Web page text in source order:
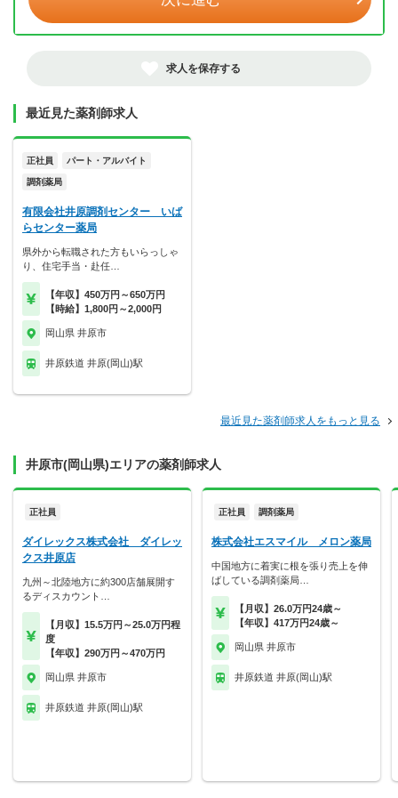
求人を保存する
最近見た薬剤師求人
正社員 パート・アルバイト
調剤薬局
有限会社井原調剤センター いば
らセンター薬局
県外から転職された方もいらっしゃ
り、住宅手当・赴任…
【年収】450万円～650万円
【時給】1,800円～2,000円
岡山県 井原市
井原鉄道 井原(岡山)駅
最近見た薬剤師求人をもっと見る
井原市(岡山県)エリアの薬剤師求人
正社員
ダイレックス株式会社 ダイレッ
クス井原店
九州～北陸地方に約300店舗展開す
るディスカウント…
【月収】15.5万円～25.0万円程
度
【年収】290万円～470万円
岡山県 井原市
井原鉄道 井原(岡山)駅
正社員 調剤薬局
株式会社エスマイル メロン薬局
中国地方に着実に根を張り売上を伸
ばしている調剤薬局…
【月収】26.0万円24歳～
【年収】417万円24歳～
岡山県 井原市
井原鉄道 井原(岡山)駅